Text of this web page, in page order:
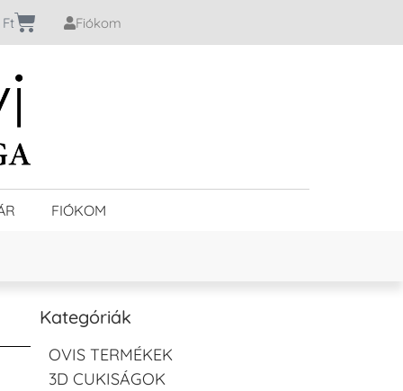
Ft Fiókom
FIÓKOM
Kategóriák
OVIS TERMÉKEK
3D CUKISÁGOK